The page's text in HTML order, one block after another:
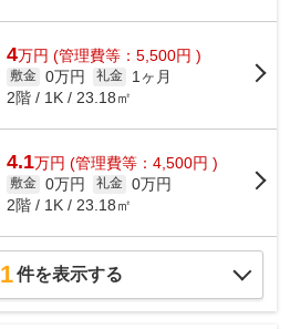
4万円 (管理費等：5,500円 )
敷金 0万円 礼金
1ヶ月
2階 / 1K / 23.18㎡
4.1万円 (管理費等：4,500円 )
敷金 0万円 礼金 0万円
2階 / 1K / 23.18㎡
1件を表示する